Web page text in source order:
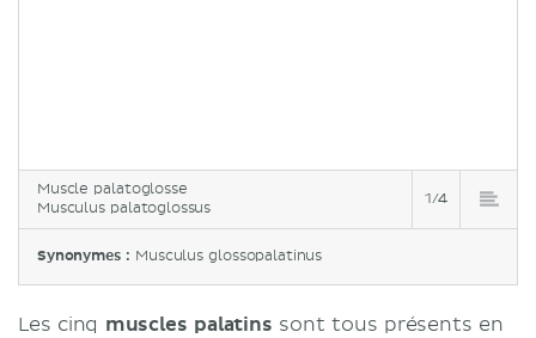
Muscle palatoglosse
Musculus palatoglossus
1/4
Synonymes : Musculus glossopalatinus
Les cinq muscles palatins sont tous présents en